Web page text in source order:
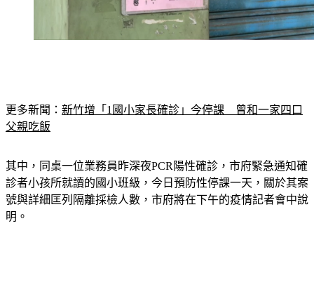
更多新聞： 新竹增「1國小家長確診」今停課　曾和一家四口
父親吃飯
其中，同桌一位業務員昨深夜PCR陽性確診，市府緊急通知確
診者小孩所就讀的國小班級，今日預防性停課一天，關於其案
號與詳細匡列隔離採檢人數，市府將在下午的疫情記者會中說
明。